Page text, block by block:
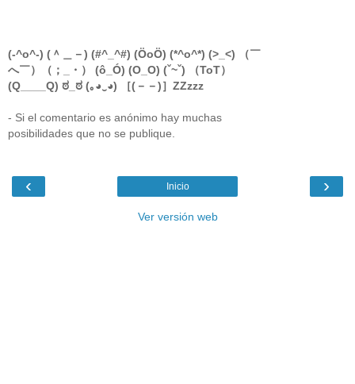
(-^o^-) (＾＿－) (#^_^#) (ÖoÖ) (*^o^*) (>_<) （￣
へ￣）（；_・） (ô_Ó) (O_O) (ˇ~ˇ) （ToT）
(Q____Q) ಠ_ಠ (｡◕‿◕) ［(－－)］ZZzzz
- Si el comentario es anónimo hay muchas
posibilidades que no se publique.
‹ ›
Inicio
Ver versión web